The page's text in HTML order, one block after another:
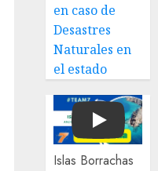
en caso de
Desastres
Naturales en
el estado
Play
Islas Borrachas